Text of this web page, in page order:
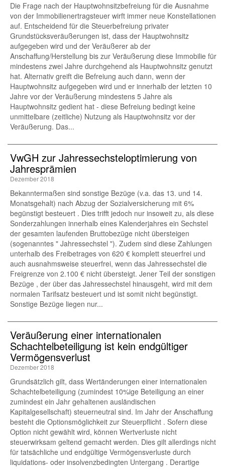
Die Frage nach der Hauptwohnsitzbefreiung für die Ausnahme
von der Immobilienertragsteuer wirft immer neue Konstellationen
auf. Entscheidend für die Steuerbefreiung privater
Grundstücksveräußerungen ist, dass der Hauptwohnsitz
aufgegeben wird und der Veräußerer ab der
Anschaffung/Herstellung bis zur Veräußerung diese Immobilie für
mindestens zwei Jahre durchgehend als Hauptwohnsitz genutzt
hat. Alternativ greift die Befreiung auch dann, wenn der
Hauptwohnsitz aufgegeben wird und er innerhalb der letzten 10
Jahre vor der Veräußerung mindestens 5 Jahre als
Hauptwohnsitz gedient hat - diese Befreiung bedingt keine
unmittelbare (zeitliche) Nutzung als Hauptwohnsitz vor der
Veräußerung. Das...
VwGH zur Jahressechsteloptimierung von
Jahresprämien
Dezember 2018
Bekanntermaßen sind sonstige Bezüge (v.a. das 13. und 14.
Monatsgehalt) nach Abzug der Sozialversicherung mit 6%
begünstigt besteuert . Dies trifft jedoch nur insoweit zu, als diese
Sonderzahlungen innerhalb eines Kalenderjahres ein Sechstel
der gesamten laufenden Bruttobezüge nicht übersteigen
(sogenanntes " Jahressechstel "). Zudem sind diese Zahlungen
unterhalb des Freibetrages von 620 € komplett steuerfrei und
auch ausnahmsweise steuerfrei, wenn das Jahressechstel die
Freigrenze von 2.100 € nicht übersteigt. Jener Teil der sonstigen
Bezüge , der über das Jahressechstel hinausgeht, wird mit dem
normalen Tarifsatz besteuert und ist somit nicht begünstigt.
Sonstige Bezüge liegen nur...
Veräußerung einer internationalen
Schachtelbeteiligung ist kein endgültiger
Vermögensverlust
Dezember 2018
Grundsätzlich gilt, dass Wertänderungen einer internationalen
Schachtelbeteiligung (zumindest 10%ige Beteiligung an einer
zumindest ein Jahr gehaltenen ausländischen
Kapitalgesellschaft) steuerneutral sind. Im Jahr der Anschaffung
besteht die Optionsmöglichkeit zur Steuerpflicht . Sofern diese
Option nicht gewählt wird, können Wertverluste nicht
steuerwirksam geltend gemacht werden. Dies gilt allerdings nicht
für tatsächliche und endgültige Vermögensverluste durch
liquidations- oder insolvenzbedingten Untergang . Derartige